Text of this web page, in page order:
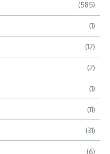
(585)
(1)
(12)
(2)
(1)
(11)
(31)
(6)